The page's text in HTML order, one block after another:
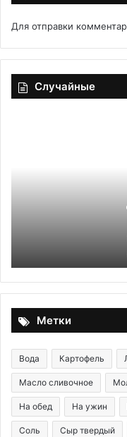
Для отправки
Случайные
с
консервированными
томатами
Палочка-
простых и
Метки
Вода Картофель
Масло сливочное
На обед На ужин
Соль Сыр твердый